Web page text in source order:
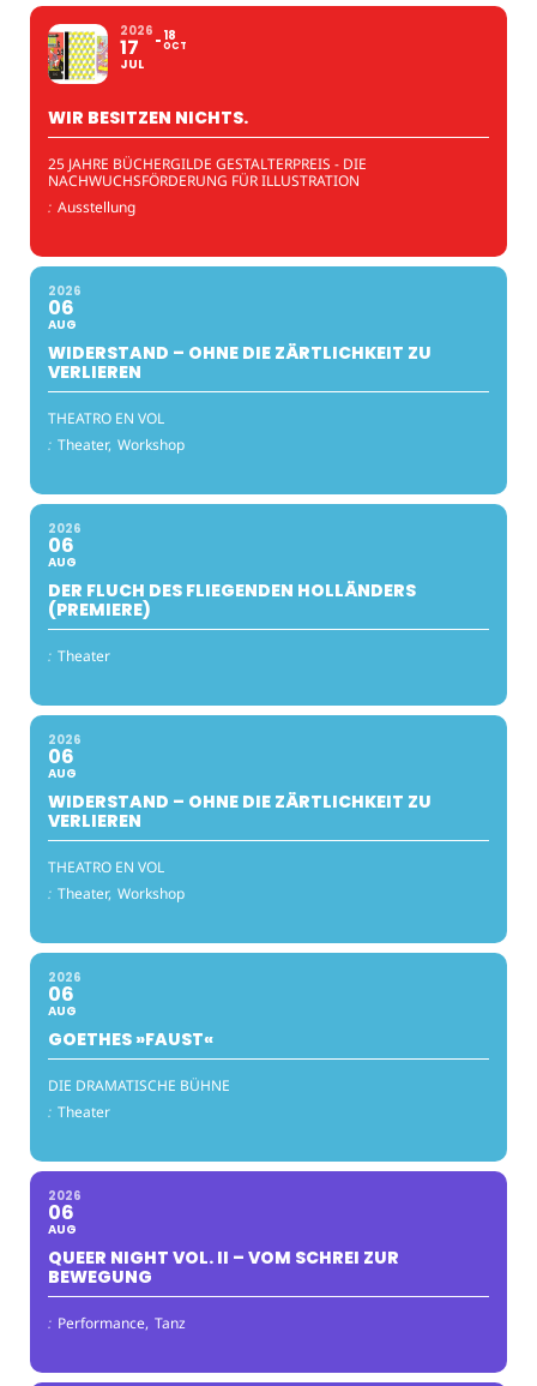
2026
17
JUL
18
OCT
WIR BESITZEN NICHTS.
25 JAHRE BÜCHERGILDE GESTALTERPREIS - DIE
NACHWUCHSFÖRDERUNG FÜR ILLUSTRATION
: Ausstellung
2026
06
AUG
WIDERSTAND – OHNE DIE ZÄRTLICHKEIT ZU
VERLIEREN
THEATRO EN VOL
: Theater, Workshop
2026
06
AUG
DER FLUCH DES FLIEGENDEN HOLLÄNDERS
(PREMIERE)
: Theater
2026
06
AUG
WIDERSTAND – OHNE DIE ZÄRTLICHKEIT ZU
VERLIEREN
THEATRO EN VOL
: Theater, Workshop
2026
06
AUG
GOETHES »FAUST«
DIE DRAMATISCHE BÜHNE
: Theater
2026
06
AUG
QUEER NIGHT VOL. II – VOM SCHREI ZUR
BEWEGUNG
: Performance, Tanz